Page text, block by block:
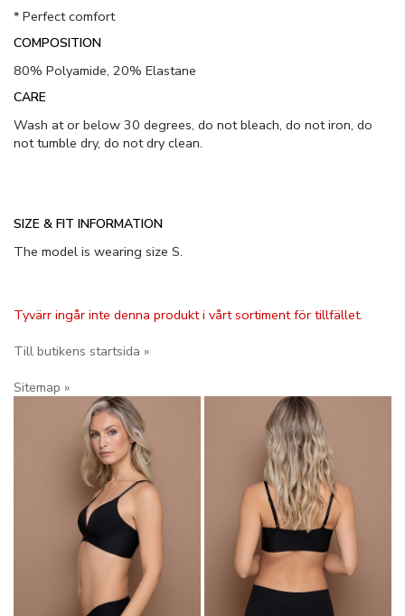
* Perfect comfort
COMPOSITION
80% Polyamide, 20% Elastane
CARE
Wash at or below 30 degrees, do not bleach, do not iron, do
not tumble dry, do not dry clean.
SIZE & FIT INFORMATION
The model is wearing size S.
Tyvärr ingår inte denna produkt i vårt sortiment för tillfället.
Till butikens startsida »
Sitemap »